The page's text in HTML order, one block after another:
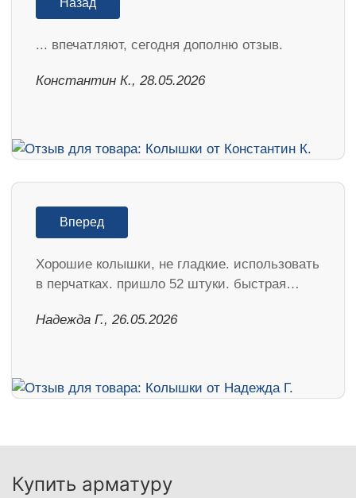
Назад
... впечатляют, сегодня дополню отзыв.
Константин К., 28.05.2026
Вперед
Хорошие колышки, не гладкие. использовать
в перчатках. пришло 52 штуки. быстрая…
Надежда Г., 26.05.2026
Купить арматуру